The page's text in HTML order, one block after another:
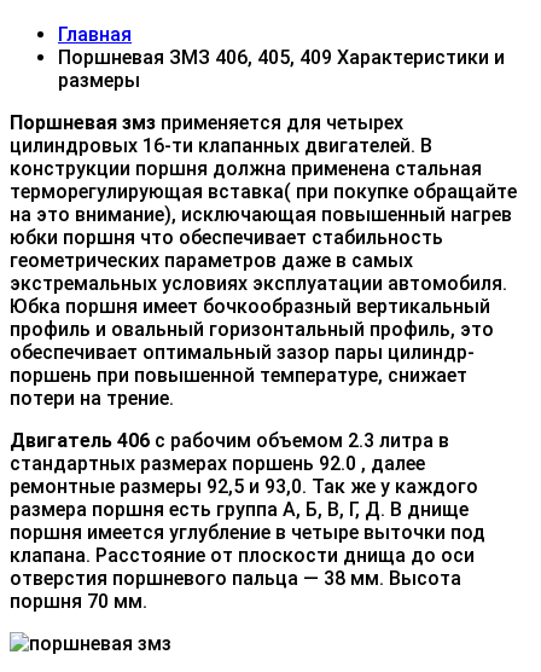
Главная
Поршневая ЗМЗ 406, 405, 409 Характеристики и
размеры
Поршневая змз применяется для четырех
цилиндровых 16-ти клапанных двигателей. В
конструкции поршня должна применена стальная
терморегулирующая вставка( при покупке обращайте
на это внимание), исключающая повышенный нагрев
юбки поршня что обеспечивает стабильность
геометрических параметров даже в самых
экстремальных условиях эксплуатации автомобиля.
Юбка поршня имеет бочкообразный вертикальный
профиль и овальный горизонтальный профиль, это
обеспечивает оптимальный зазор пары цилиндр-
поршень при повышенной температуре, снижает
потери на трение.
Двигатель 406 с рабочим объемом 2.3 литра в
стандартных размерах поршень 92.0 , далее
ремонтные размеры 92,5 и 93,0. Так же у каждого
размера поршня есть группа А, Б, В, Г, Д. В днище
поршня имеется углубление в четыре выточки под
клапана. Расстояние от плоскости днища до оси
отверстия поршневого пальца — 38 мм. Высота
поршня 70 мм.